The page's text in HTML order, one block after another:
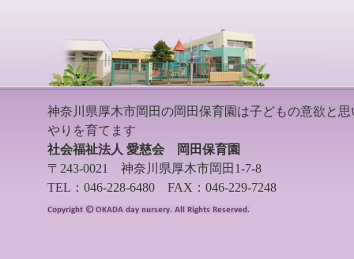
神奈川県厚木市岡田の岡田保育園は子どもの意欲と思
やりを育てます
社会福祉法人 愛慈会 岡田保育園
〒243-0021 神奈川県厚木市岡田1-7-8
TEL：046-228-6480 FAX：046-229-7248